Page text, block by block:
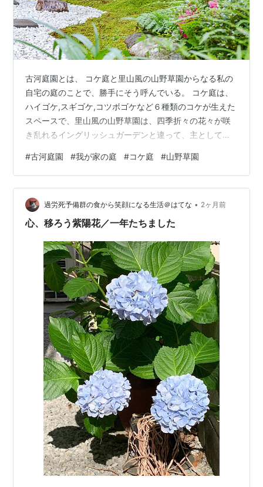
古河庭園とは、 コケ庭と里山風の山野草園からなる私の
自宅の庭のことで、勝手にそう呼んでいる。 コケ庭は、
ハイゴケ,スギゴケ,コツボゴケなど６種類のコケが生えた
スペースで、里山風の山野草園は、四季折々の花々が咲
き乱れるイングリッシュガーデンと違って、主として日
かりおよそ40種を適当に植えている場所である。 ６月。
緑がより一層濃くなり、また季節の花が咲き始めている
ので記録として記しておきたい。掲載写真は、クリック
すると別窓で拡大表示される。 コケ庭 コケ自体は、一か
月前と比べて成長度合いなど大した違いはないが、とに
#古河庭園 #我が家の庭 #コケ庭 #山野草園
過労死予備群の食から笑顔になる生活＠はてな • 2ヶ月前
心、移ろう紫陽花／一年たちました